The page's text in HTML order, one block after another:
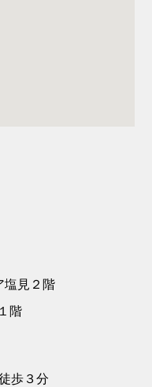
塩見２階
階
歩３分